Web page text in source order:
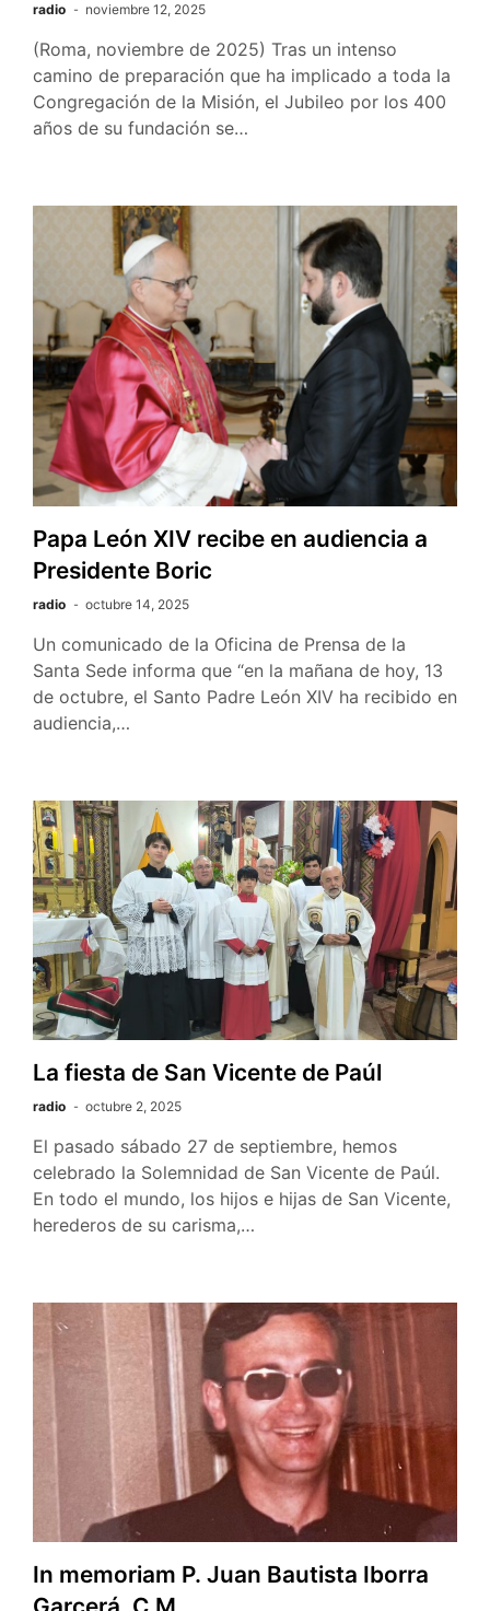
radio noviembre 12, 2025
(Roma, noviembre de 2025) Tras un intenso
camino de preparación que ha implicado a toda la
Congregación de la Misión, el Jubileo por los 400
años de su fundación se…
Papa León XIV recibe en audiencia a
Presidente Boric
radio octubre 14, 2025
Un comunicado de la Oficina de Prensa de la
Santa Sede informa que “en la mañana de hoy, 13
de octubre, el Santo Padre León XIV ha recibido en
audiencia,…
La fiesta de San Vicente de Paúl
radio octubre 2, 2025
El pasado sábado 27 de septiembre, hemos
celebrado la Solemnidad de San Vicente de Paúl.
En todo el mundo, los hijos e hijas de San Vicente,
herederos de su carisma,…
In memoriam P. Juan Bautista Iborra